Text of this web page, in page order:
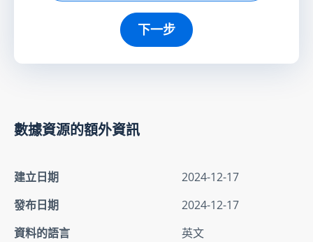
下一步
數據資源的額外資訊
建立日期
2024-12-17
發布日期
2024-12-17
資料的語言
英文